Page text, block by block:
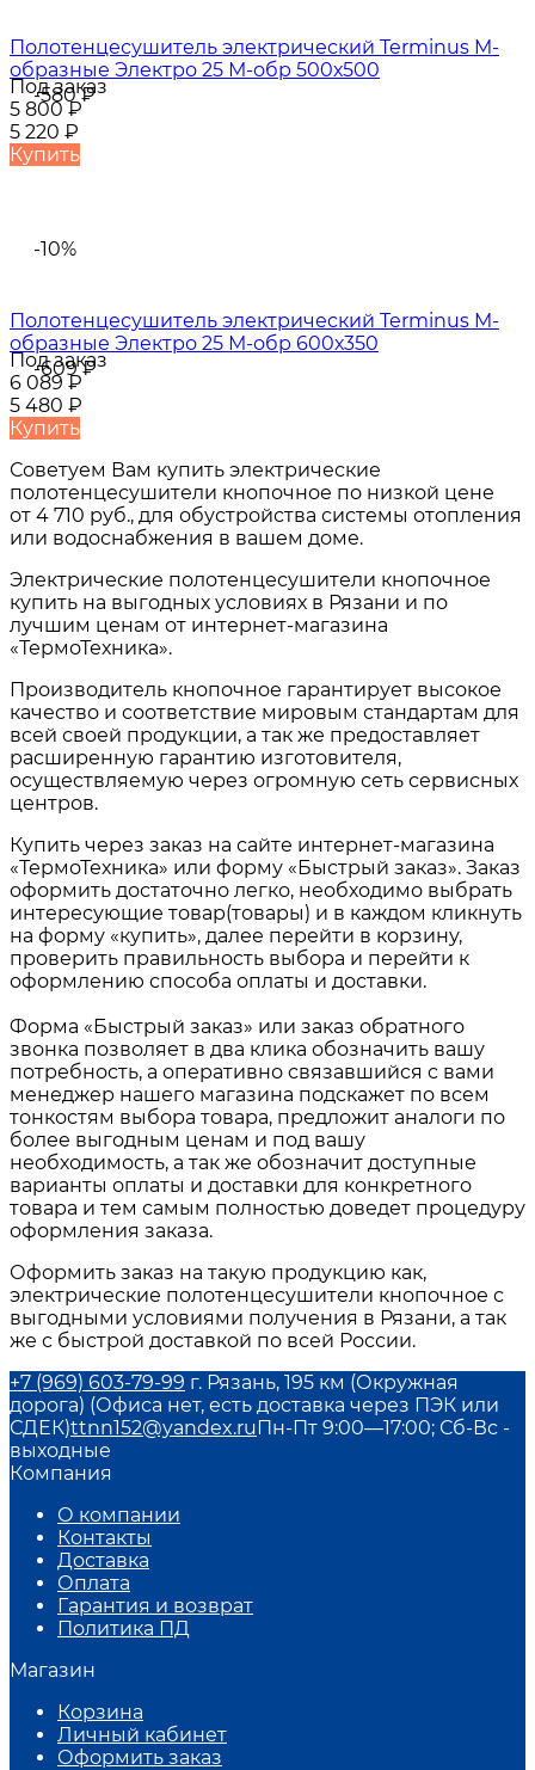
-580₽
Полотенцесушитель электрический Terminus M-
образные Электро 25 М-обр 500х500
Под заказ
5 800₽
5 220 ₽
Купить
-10%
-609₽
Полотенцесушитель электрический Terminus M-
образные Электро 25 М-обр 600х350
Под заказ
6 089₽
5 480 ₽
Купить
Советуем Вам купить электрические
полотенцесушители кнопочное по низкой цене
от 4 710 руб., для обустройства системы отопления
или водоснабжения в вашем доме.
Электрические полотенцесушители кнопочное
купить на выгодных условиях в Рязани и по
лучшим ценам от интернет-магазина
«ТермоТехника».
Производитель кнопочное гарантирует высокое
качество и соответствие мировым стандартам для
всей своей продукции, а так же предоставляет
расширенную гарантию изготовителя,
осуществляемую через огромную сеть сервисных
центров.
Купить через заказ на сайте интернет-магазина
«ТермоТехника» или форму «Быстрый заказ». Заказ
оформить достаточно легко, необходимо выбрать
интересующие товар(товары) и в каждом кликнуть
на форму «купить», далее перейти в корзину,
проверить правильность выбора и перейти к
оформлению способа оплаты и доставки.
Форма «Быстрый заказ» или заказ обратного
звонка позволяет в два клика обозначить вашу
потребность, а оперативно связавшийся с вами
менеджер нашего магазина подскажет по всем
тонкостям выбора товара, предложит аналоги по
более выгодным ценам и под вашу
необходимость, а так же обозначит доступные
варианты оплаты и доставки для конкретного
товара и тем самым полностью доведет процедуру
оформления заказа.
Оформить заказ на такую продукцию как,
электрические полотенцесушители кнопочное с
выгодными условиями получения в Рязани, а так
же с быстрой доставкой по всей России.
+7 (969) 603-79-99 г. Рязань, 195 км (Окружная
дорога) (Офиса нет, есть доставка через ПЭК или
СДЕК)ttnn152@yandex.ruПн-Пт 9:00—17:00; Сб-Вс -
выходные
Компания
О компании
Контакты
Доставка
Оплата
Гарантия и возврат
Политика ПД
Магазин
Корзина
Личный кабинет
Оформить заказ